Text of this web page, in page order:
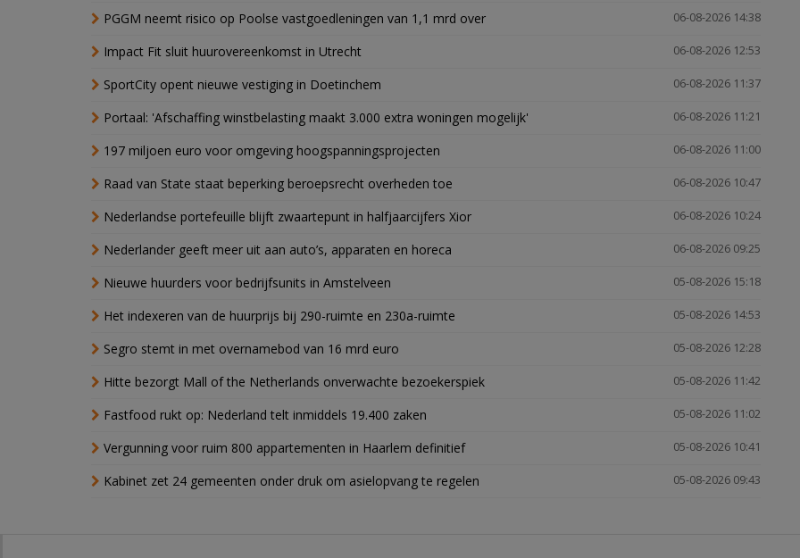
06-08-2026 14:38
PGGM neemt risico op Poolse vastgoedleningen van 1,1 mrd over
06-08-2026 12:53
Impact Fit sluit huurovereenkomst in Utrecht
06-08-2026 11:37
SportCity opent nieuwe vestiging in Doetinchem
06-08-2026 11:21
Portaal: 'Afschaffing winstbelasting maakt 3.000 extra woningen mogelijk'
06-08-2026 11:00
197 miljoen euro voor omgeving hoogspanningsprojecten
06-08-2026 10:47
Raad van State staat beperking beroepsrecht overheden toe
06-08-2026 10:24
Nederlandse portefeuille blijft zwaartepunt in halfjaarcijfers Xior
06-08-2026 09:25
Nederlander geeft meer uit aan auto’s, apparaten en horeca
05-08-2026 15:18
Nieuwe huurders voor bedrijfsunits in Amstelveen
05-08-2026 14:53
Het indexeren van de huurprijs bij 290-ruimte en 230a-ruimte
05-08-2026 12:28
Segro stemt in met overnamebod van 16 mrd euro
05-08-2026 11:42
Hitte bezorgt Mall of the Netherlands onverwachte bezoekerspiek
05-08-2026 11:02
Fastfood rukt op: Nederland telt inmiddels 19.400 zaken
05-08-2026 10:41
Vergunning voor ruim 800 appartementen in Haarlem definitief
05-08-2026 09:43
Kabinet zet 24 gemeenten onder druk om asielopvang te regelen